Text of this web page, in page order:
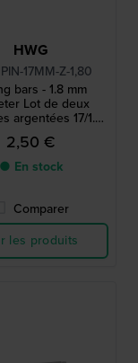
HWG
17MM-Z-1,80
bars - 1.8 mm
Lot de deux
argentées 17/1.8
mm
2,50 €
● En stock
Comparer
les produits